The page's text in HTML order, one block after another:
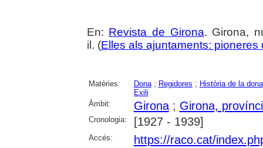
En: Revista de Girona. Girona,
il. (Elles als ajuntaments: pioneres
Matèries: Dona; Regidores ; Història de la dona
Exili
Àmbit:
Girona; Girona,
Cronologia: [1927 - 1939]
Accés: https://raco.cat/